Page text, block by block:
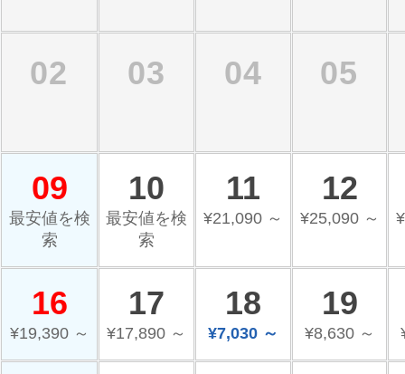
02 03 04 05
09
最安値を検
索
10
最安値を検
索
11
¥21,090 ～
12
¥25,090 ～
16
¥19,390 ～
17
¥17,890 ～
18
¥7,030 ～
19
¥8,630 ～